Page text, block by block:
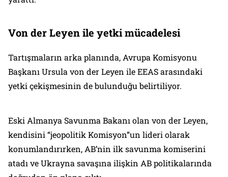
Von der Leyen ile yetki mücadelesi
Tartışmaların arka planında, Avrupa Komisyonu
Başkanı Ursula von der Leyen ile EEAS arasındaki
yetki çekişmesinin de bulunduğu belirtiliyor.
Eski Almanya Savunma Bakanı olan von der Leyen,
kendisini “jeopolitik Komisyon”un lideri olarak
konumlandırırken, AB’nin ilk savunma komiserini
atadı ve Ukrayna savaşına ilişkin AB politikalarında